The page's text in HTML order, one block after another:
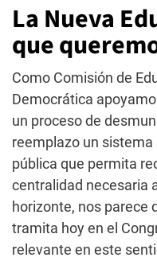
La Nueva
que
Como Comisión de
Democrática
un proceso de
reemplazo un
pública que permita
centralidad necesaria
horizonte, nos parece
tramita hoy en el
relevante en este